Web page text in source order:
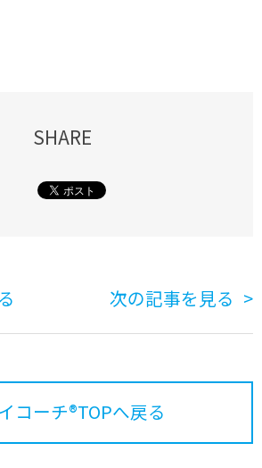
SHARE
次の記事を見る
コーチ®TOPへ戻る